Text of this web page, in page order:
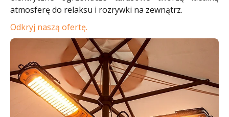
atmosferę do relaksu i rozrywki na zewnątrz.
Odkryj naszą ofertę.